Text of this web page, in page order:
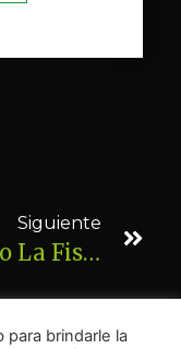
Siguiente
¿Cómo La Fisioterapia Ayuda A Tratar Lesiones De Cuello?
brindarle la